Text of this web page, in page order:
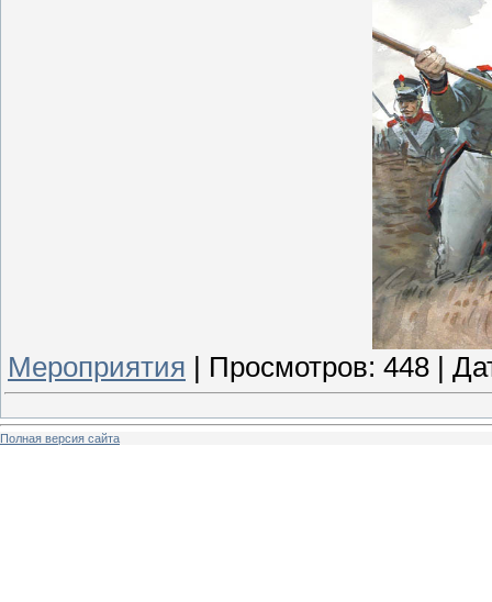
Мероприятия Просмотров: 448
Полная версия сайта